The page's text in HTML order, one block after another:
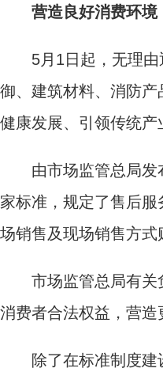
营造良好消费环境
5月1日起，无理由
御、建筑材料、消防
健康发展、引领传统
由市场监管总局发
家标准，规定了售后
场销售及现场销售方
市场监管总局有关负
消费者合法权益，营造
除了在标准制度建设